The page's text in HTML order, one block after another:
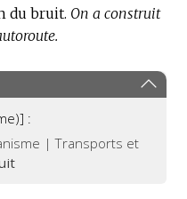
du bruit. On a construit
:
| Transports et